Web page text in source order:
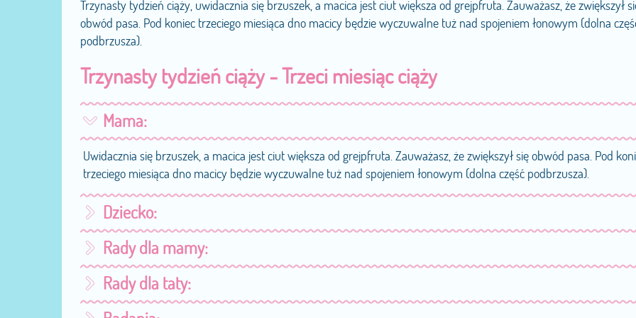
Trzynasty tydzień ciąży, uwidacznia się brzuszek, a macica jest ciut większa od grejpfruta. Zauważasz, że zwiększył
obwód pasa. Pod koniec trzeciego miesiąca dno macicy będzie wyczuwalne tuż nad spojeniem łonowym (dolna
podbrzusza).
Trzynasty tydzień ciąży - Trzeci miesiąc ciąży
Mama:
Uwidacznia się brzuszek, a macica jest ciut większa od grejpfruta. Zauważasz, że zwiększył się obwód pasa. Pod
trzeciego miesiąca dno macicy będzie wyczuwalne tuż nad spojeniem łonowym (dolna część podbrzusza).
Dziecko:
Nerki zaczynają pracować. Efektem jest mocz. Natomiast jego Składniki są wydalane poprzez łożysko do krwi matki.
Następnie jej nerki filtrują składniki moczu dziecka. Dziecko otwiera usta, połyka wody płodowe, które ćwiczą nerki i
pokarmowy. Powoli zaczyna uczyć się ssać.
Pojawiają się zawiązki zębów stałych, ponieważ mleczne wytworzyły się już wcześniej.Dziecko w brzuchu mamy już
Rady dla mamy:
W terminie od 11- 14 tygodnia ciąży wykonywane jest USG zadbaj o to, żeby z Tobą poszedł ojciec dziecka. Pamiętaj o
żeby angażować go w sprawy dotyczące ciąże. Dzięki temu pomożesz jemu przygotować się do ojcostwa.
Rady dla taty: